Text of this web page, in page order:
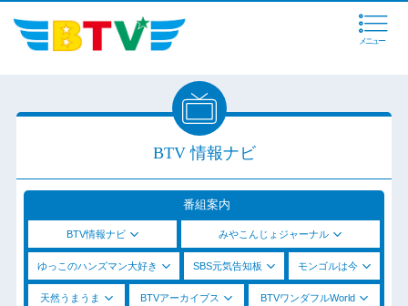
メニュー
BTV 情報ナビ
番組案内
BTV情報ナビ みやこんじょジャーナル
ゆっこのハンズマン大好き SBS元気告知板 モンゴルは今
天然うまうま BTVアーカイブス BTVワンダフルWorld